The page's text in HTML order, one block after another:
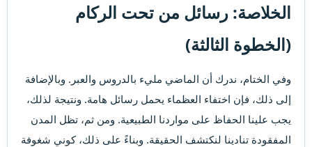
الخلاصة: رسائل من تحت الركام
(الخطوة الثالثة)
وفي الختام، ندرك أن الماضي مليء بالدروس والعبر. وبالإضافة
إلى ذلك، فإن اختفاء العظماء يحمل رسائل هامة. ونتيجة لذلك،
يجب علينا الحفاظ على مواردنا الطبيعية. ومن ثم، تظل المدن
المفقودة تنادينا لنكتشف الحقيقة. وبناءً على ذلك، كوني شغوفة